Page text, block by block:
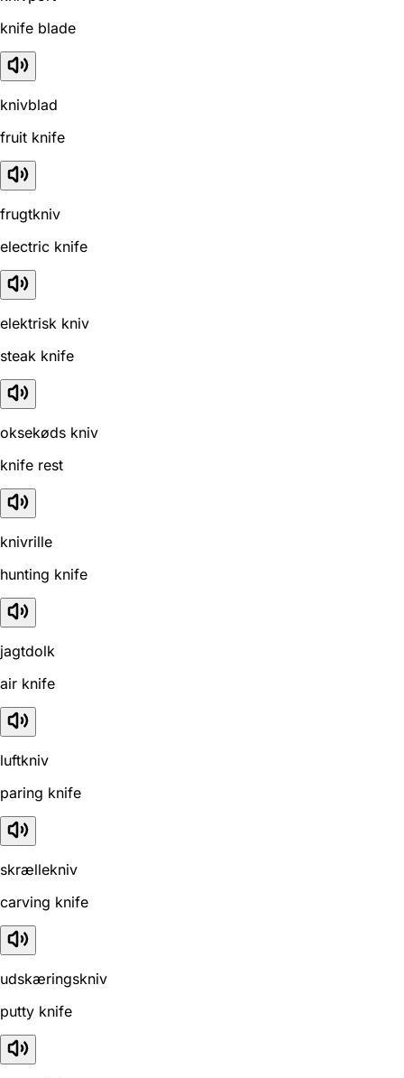
knife blade
knivblad
fruit knife
frugtkniv
electric knife
elektrisk kniv
steak knife
oksekøds kniv
knife rest
knivrille
hunting knife
jagtdolk
air knife
luftkniv
paring knife
skrællekniv
carving knife
udskæringskniv
putty knife